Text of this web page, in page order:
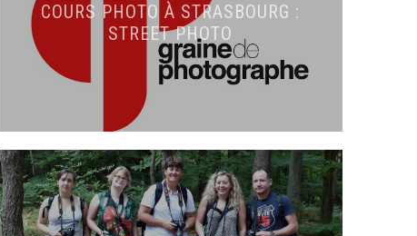
COURS PHOTO À STRASBOURG :
STREET PHOTO